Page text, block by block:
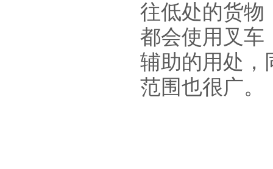
往低处的货物
都会使用叉车
辅助的用处，
范围也很广。